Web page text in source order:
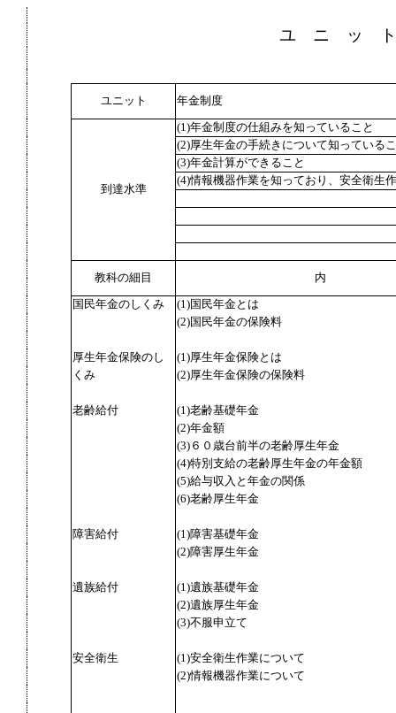
ユ ニ ッ
ユニット 年金制度
到達水準
(1)年金制度の仕組みを知っていること
(2)厚生年金の手続きについて知っている
(3)年金計算ができること
(4)情報機器作業を知っており、安全衛生
教科の細目 内
国民年金のしくみ
(1)国民年金とは
(2)国民年金の保険料
厚生年金保険のし
(1)厚生年金保険とは
くみ
(2)厚生年金保険の保険料
老齢給付
(1)老齢基礎年金
(2)年金額
(3)６０歳台前半の老齢厚生年金
(4)特別支給の老齢厚生年金の年金額
(5)給与収入と年金の関係
(6)老齢厚生年金
障害給付
(1)障害基礎年金
(2)障害厚生年金
遺族給付
(1)遺族基礎年金
(2)遺族厚生年金
(3)不服申立て
安全衛生
(1)安全衛生作業について
(2)情報機器作業について